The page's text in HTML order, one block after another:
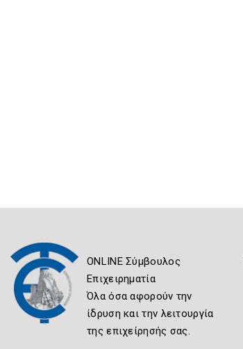
ONLINE Σύμβουλος
Επιχειρηματία
Όλα όσα αφορούν την
ίδρυση και την λειτουργία
της επιχείρησής σας.